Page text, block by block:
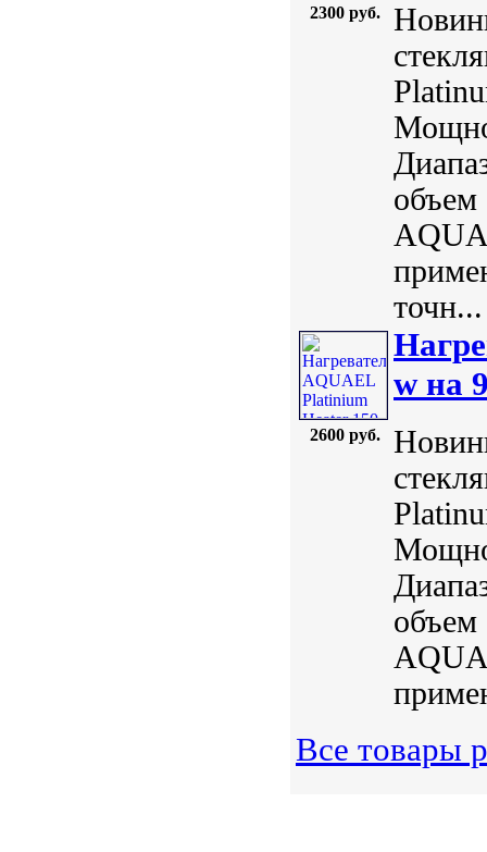
2300 руб.
объем
точн...
2600 руб.
w на
объем
Все товары